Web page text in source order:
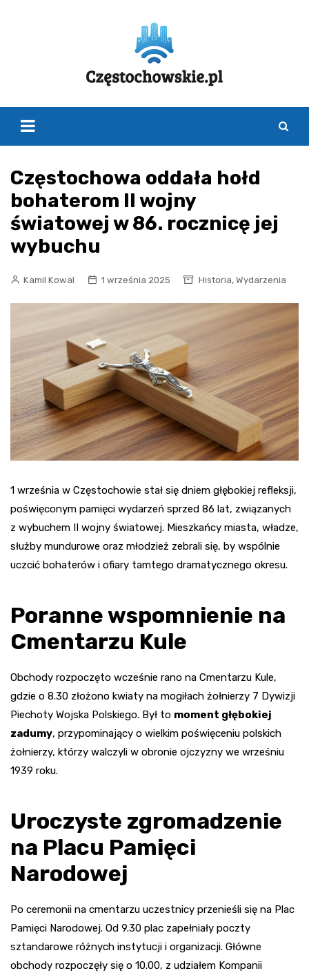
Częstochowa oddała hołd
bohaterom II wojny
światowej w 86. rocznicę jej
wybuchu
Kamil Kowal 1 września 2025 Historia, Wydarzenia
1 września w Częstochowie stał się dniem głębokiej refleksji,
poświęconym pamięci wydarzeń sprzed 86 lat, związanych
z wybuchem II wojny światowej. Mieszkańcy miasta, władze,
służby mundurowe oraz młodzież zebrali się, by wspólnie
uczcić bohaterów i ofiary tamtego dramatycznego okresu.
Poranne wspomnienie na
Cmentarzu Kule
Obchody rozpoczęto wcześnie rano na Cmentarzu Kule,
gdzie o 8.30 złożono kwiaty na mogiłach żołnierzy 7 Dywizji
Piechoty Wojska Polskiego. Był to moment głębokiej
zadumy, przypominający o wielkim poświęceniu polskich
żołnierzy, którzy walczyli w obronie ojczyzny we wrześniu
1939 roku.
Uroczyste zgromadzenie
na Placu Pamięci
Narodowej
Po ceremonii na cmentarzu uczestnicy przenieśli się na Plac
Pamięci Narodowej. Od 9.30 plac zapełniały poczty
sztandarowe różnych instytucji i organizacji. Główne
obchody rozpoczęły się o 10.00, z udziałem Kompanii